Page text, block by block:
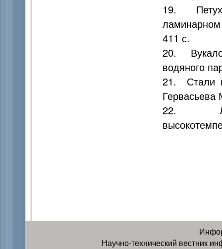
19.
411 с.
20.
водяного
21. Стали
22.
Научно-технический вестник